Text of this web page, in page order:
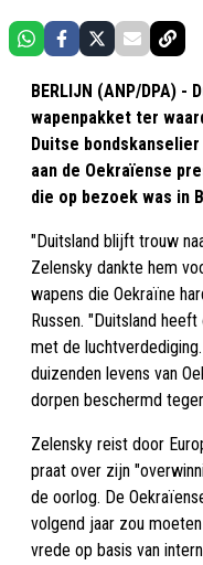
BERLIJN (ANP/DPA)
wapenpakket ter
Duitse
aan de Oekraïense
die op bezoek was in
"Duitsland blijft trouw
Zelensky dankte hem
wapens die Oekraïne
Russen. "Duitsland
met de
duizenden levens van
dorpen beschermd
Zelensky reist door
praat over zijn
de oorlog. De
volgend jaar zou
vrede op basis van